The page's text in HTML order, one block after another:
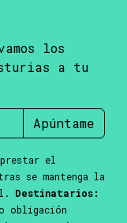
los
a tu
Apúntame
prestar el
se mantenga la
Destinatarios:
obligación